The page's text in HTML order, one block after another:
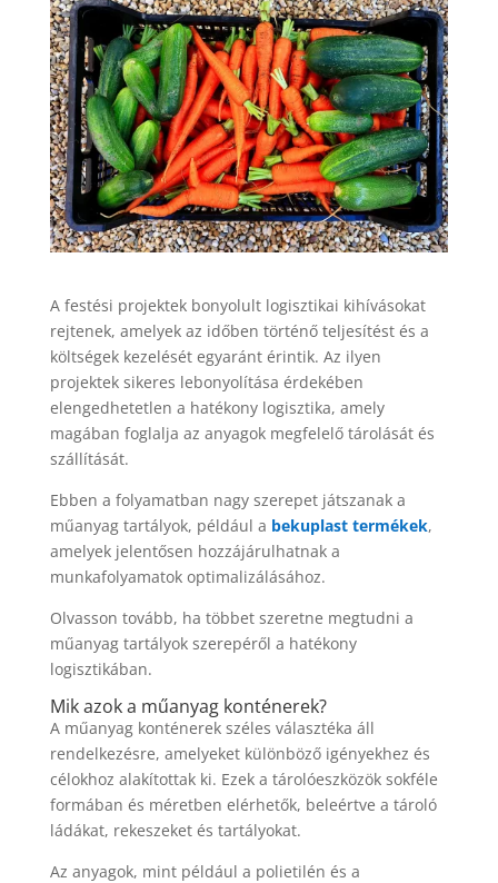
A festési projektek bonyolult logisztikai kihívásokat
rejtenek, amelyek az időben történő teljesítést és a
költségek kezelését egyaránt érintik. Az ilyen
projektek sikeres lebonyolítása érdekében
elengedhetetlen a hatékony logisztika, amely
magában foglalja az anyagok megfelelő tárolását és
szállítását.
Ebben a folyamatban nagy szerepet játszanak a
műanyag tartályok, például a bekuplast termékek,
amelyek jelentősen hozzájárulhatnak a
munkafolyamatok optimalizálásához.
Olvasson tovább, ha többet szeretne megtudni a
műanyag tartályok szerepéről a hatékony
logisztikában.
Mik azok a műanyag konténerek?
A műanyag konténerek széles választéka áll
rendelkezésre, amelyeket különböző igényekhez és
célokhoz alakítottak ki. Ezek a tárolóeszközök sokféle
formában és méretben elérhetők, beleértve a tároló
ládákat, rekeszeket és tartályokat.
Az anyagok, mint például a polietilén és a